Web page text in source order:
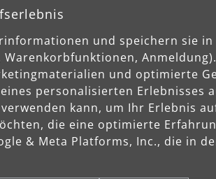
Stein, Beton,
Gips, Spachtel
Holz
Farbe, Lack
und speichern sie
und optimierte
personalisierten Erlebnisses
kann, um Ihr Erlebnis
die eine optimierte
& Meta Platforms, Inc., die in